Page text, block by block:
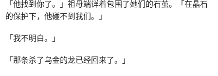
「他找到你了。」祖母端详着包围了她们的石茧。「在晶石
的保护下，他碰不到我们。」
「我不明白。」
「那条杀了乌金的龙已经回来了。」